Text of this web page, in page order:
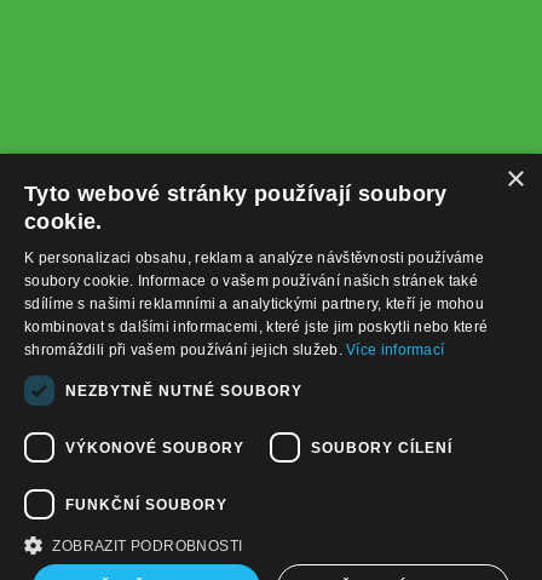
+420732122225
obchod@baterie-nabijecka.cz
Navigace
Úvodní strana
Nákupní košík
×
Tyto webové stránky používají soubory
cookie.
K personalizaci obsahu, reklam a analýze návštěvnosti používáme
soubory cookie. Informace o vašem používání našich stránek také
sdílíme s našimi reklamními a analytickými partnery, kteří je mohou
kombinovat s dalšími informacemi, které jste jim poskytli nebo které
shromáždili při vašem používání jejich služeb.Více informací
NEZBYTNĚ NUTNÉ SOUBORY
VÝKONOVÉ SOUBORY SOUBORY CÍLENÍ
FUNKČNÍ SOUBORY
ZOBRAZIT PODROBNOSTI